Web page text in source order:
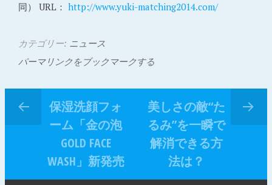
同） URL： http://www.yuki-matching2014.com/
カテゴリー: ニュース
パーマリンクをブックマークする
保湿洗顔フォ
ーム「金の泡
GOLD FACE
WASH」新発売
美しさの敵“た
るみ”を一瞬で
解消できる方
法は？